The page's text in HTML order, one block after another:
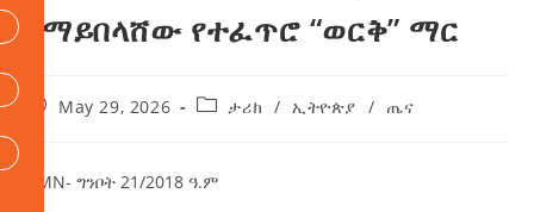
የማይበላሸው የተፈጥሮ “ወርቅ” ማር
May 29, 2026 ታሪክ / ኢትዮጵያ / ጤና
AMN- ግንቦት 21/2018 ዓ.ም